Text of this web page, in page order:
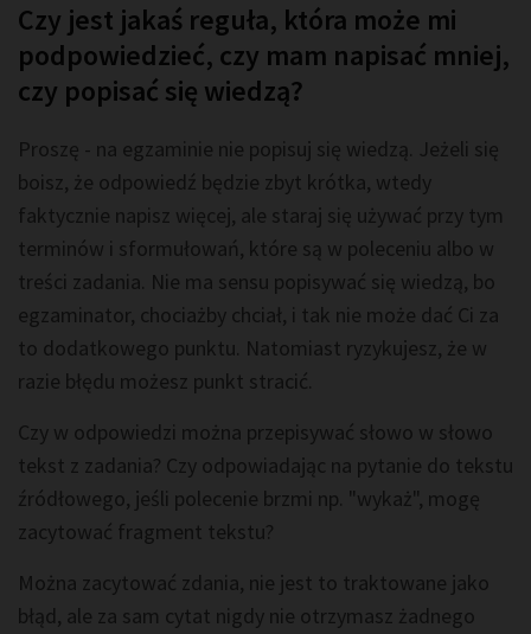
Czy jest jakaś reguła, która może mi
podpowiedzieć, czy mam napisać mniej,
czy popisać się wiedzą?
Proszę - na egzaminie nie popisuj się wiedzą. Jeżeli się
boisz, że odpowiedź będzie zbyt krótka, wtedy
faktycznie napisz więcej, ale staraj się używać przy tym
terminów i sformułowań, które są w poleceniu albo w
treści zadania. Nie ma sensu popisywać się wiedzą, bo
egzaminator, chociażby chciał, i tak nie może dać Ci za
to dodatkowego punktu. Natomiast ryzykujesz, że w
razie błędu możesz punkt stracić.
Czy w odpowiedzi można przepisywać słowo w słowo
tekst z zadania? Czy odpowiadając na pytanie do tekstu
źródłowego, jeśli polecenie brzmi np. "wykaż", mogę
zacytować fragment tekstu?
Można zacytować zdania, nie jest to traktowane jako
błąd, ale za sam cytat nigdy nie otrzymasz żadnego